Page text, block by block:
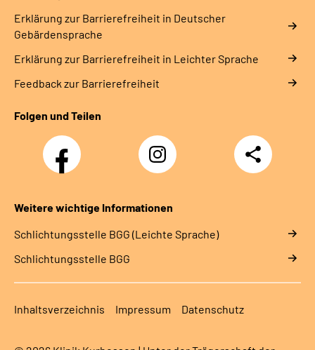
Erklärung zur Barrierefreiheit in Deutscher
Gebärdensprache
Erklärung zur Barrierefreiheit in Leichter Sprache
Feedback zur Barrierefreiheit
Folgen und Teilen
Facebook
Klinik
Kurhessen
Instagram
Klinik
Kurhessen
Teilen
Weitere wichtige Informationen
Schlich­tungs­stel­le BGG (Leichte Sprache)
Schlich­tungs­stel­le BGG
Inhaltsverzeichnis Impressum Datenschutz